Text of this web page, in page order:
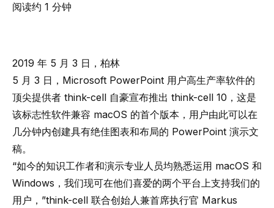
阅读约 1 分钟
2019 年 5 月 3 日，柏林
5 月 3 日，Microsoft PowerPoint 用户高生产率软件的
顶尖提供者 think-cell 自豪宣布推出 think-cell 10，这是
该标志性软件兼容 macOS 的首个版本，用户由此可以在
几分钟内创建具有绝佳图表和布局的 PowerPoint 演示文
稿。
“如今的知识工作者和演示专业人员均熟悉运用 macOS 和
Windows，我们现可在他们喜爱的两个平台上支持我们的
用户，”think-cell 联合创始人兼首席执行官 Markus